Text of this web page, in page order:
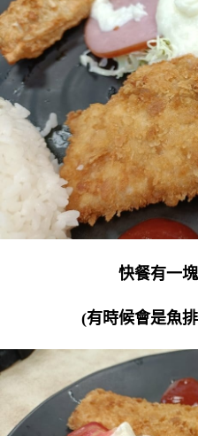
快餐有一
(有時候會是魚